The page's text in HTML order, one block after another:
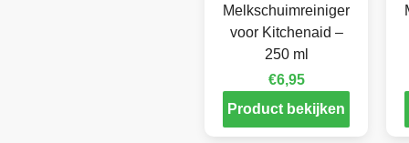
Melkschuimreiniger
voor Kitchenaid –
250 ml
€6,95
Product bekijken